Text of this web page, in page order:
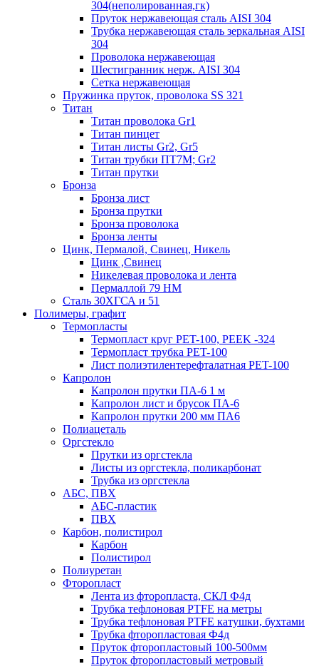
304(неполированная,гк)
Пруток нержавеющая сталь AISI 304
Трубка нержавеющая сталь зеркальная AISI
304
Проволока нержавеющая
Шестигранник нерж. AISI 304
Сетка нержавеющая
Пружинка пруток, проволока SS 321
Титан
Титан проволока Gr1
Титан пинцет
Титан листы Gr2, Gr5
Титан трубки ПТ7М; Gr2
Титан прутки
Бронза
Бронза лист
Бронза прутки
Бронза проволока
Бронза ленты
Цинк, Пермалой, Свинец, Никель
Цинк ,Свинец
Никелевая проволока и лента
Пермаллой 79 НМ
Сталь 30ХГСА и 51
Полимеры, графит
Термопласты
Термопласт круг PET-100, PEEK -324
Термопласт трубка PET-100
Лист полиэтилентерефталатная PET-100
Капролон
Капролон прутки ПА-6 1 м
Капролон лист и брусок ПА-6
Капролон прутки 200 мм ПА6
Полиацеталь
Оргстекло
Прутки из оргстекла
Листы из оргстекла, поликарбонат
Трубка из оргстекла
АБС, ПВХ
АБС-пластик
ПВХ
Карбон, полистирол
Карбон
Полистирол
Полиуретан
Фторопласт
Лента из фторопласта, СКЛ Ф4д
Трубка тефлоновая PTFE на метры
Трубка тефлоновая PTFE катушки, бухтами
Трубка фторопластовая Ф4д
Пруток фторопластовый 100-500мм
Пруток фторопластовый метровый